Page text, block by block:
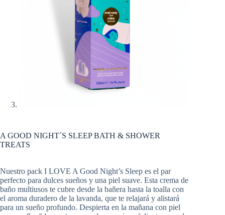
A GOOD NIGHT´S SLEEP BATH & SHOWER
TREATS
Nuestro pack I LOVE A Good Night’s Sleep es el par
perfecto para dulces sueños y una piel suave. Esta crema de
baño multiusos te cubre desde la bañera hasta la toalla con
el aroma duradero de la lavanda, que te relajará y alistará
para un sueño profundo. Despierta en la mañana con piel